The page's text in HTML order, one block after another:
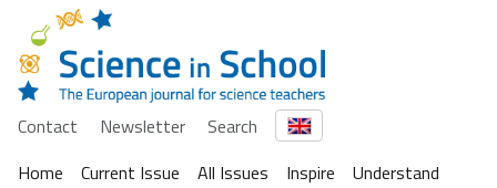
Contact Newsletter
Search
Home
Current Issue All Issues Inspire
Understand